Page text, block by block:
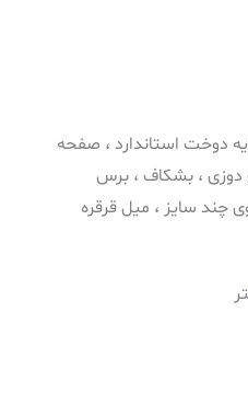
دوخت استاندارد ، صفحه
دوزی ، بشکاف ، برس
چند سایز ، میل قرقره